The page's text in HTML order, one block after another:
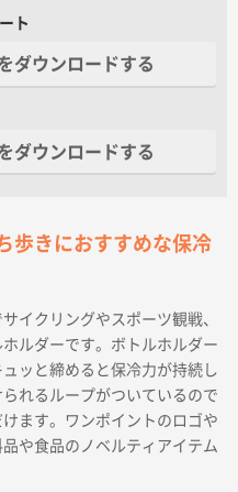
ト
ダウンロードする
ダウンロードする
歩きにおすすめな保冷
イクリングやスポーツ観戦、
ルダーです。ボトルホルダー
ッと締めると保冷力が持続し
れるループがついているので
ます。ワンポイントのロゴや
や食品のノベルティアイテム